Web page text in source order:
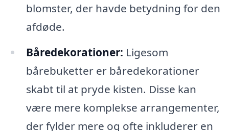
blomster, der havde betydning for den
afdøde.
Båredekorationer: Ligesom
bårebuketter er båredekorationer
skabt til at pryde kisten. Disse kan
være mere komplekse arrangementer,
der fylder mere og ofte inkluderer en